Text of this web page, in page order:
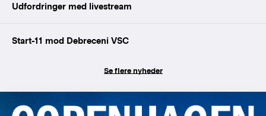
Udfordringer med livestream
Start-11 mod Debreceni VSC
Se flere nyheder